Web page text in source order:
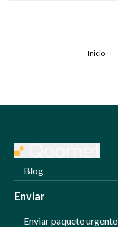
Inicio ›
Blog
Enviar
Enviar paquete urgente